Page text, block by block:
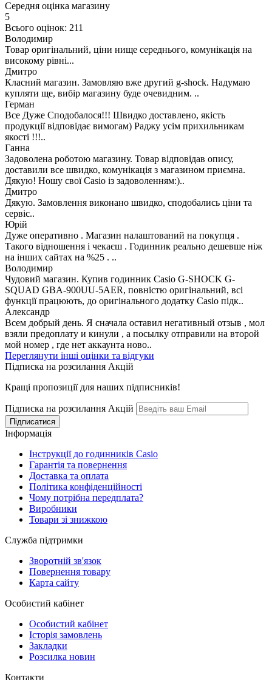
Середня оцінка магазину
5
Всього оцінок: 211
Володимир
Товар оригінальний, ціни нище середнього, комунікація на
високому рівні...
Дмитро
Класний магазин. Замовляю вже другий g-shock. Надумаю
купляти ще, вибір магазину буде очевидним. ..
Герман
Все Дуже Сподобалося!!! Швидко доставлено, якість
продукції відповідає вимогам) Раджу усім прихильникам
якості !!!..
Ганна
Задоволена роботою магазину. Товар відповідав опису,
доставили все швидко, комунікація з магазином приємна.
Дякую! Ношу свої Casio із задоволенням:)..
Дмитро
Дякую. Замовлення виконано швидко, сподобались ціни та
сервіс..
Юрій
Дуже оперативно . Магазин налаштований на покупця .
Такого відношення і чекаєш . Годинник реально дешевше ніж
на інших сайтах на %25 . ..
Володимир
Чудовий магазин. Купив годинник Casio G-SHOCK G-
SQUAD GBA-900UU-5AER, повністю оригінальний, всі
функції працюють, до оригінального додатку Casio підк..
Александр
Всем добрый день. Я сначала оставил негативный отзыв , мол
взяли предоплату и кинули , а посылку отправили на второй
мой номер , где нет аккаунта ново..
Переглянути інші оцінки та відгуки
Підписка на розсилання Акцій
Кращі пропозиції для наших підписників!
Підписка на розсилання Акцій
Інформація
Інструкції до годинників Casio
Гарантія та повернення
Доставка та оплата
Політика конфіденційності
Чому потрібна передплата?
Виробники
Товари зі знижкою
Служба підтримки
Зворотній зв'язок
Повернення товару
Карта сайту
Особистий кабінет
Особистий кабінет
Історія замовлень
Закладки
Розсилка новин
Контакти